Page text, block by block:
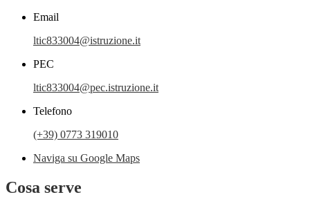
Email
ltic833004@istruzione.it
PEC
ltic833004@pec.istruzione.it
Telefono
(+39) 0773 319010
Naviga su Google Maps
Cosa serve